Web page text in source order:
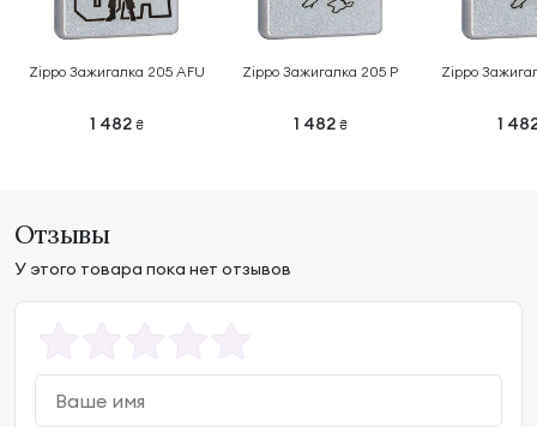
Zippo Зажигалка 205 AFU
1 482 ₴
Zippo Зажигалка 205 P
1 482 ₴
Zippo
1
Отзывы
У этого товара пока нет отзывов